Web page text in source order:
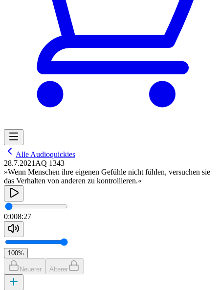
Alle Audioquickies
28.7.2021 AQ 1343
»Wenn Menschen ihre eigenen Gefühle nicht fühlen, versuchen sie
das Verhalten von anderen zu kontrollieren.«
0:008:27
100%
Neuerer Älterer